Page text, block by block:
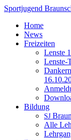
Zum
springen
Sportjugend
Home
News
Freizeiten
Lenste
Lenste-
Bildung
SJ
Alle